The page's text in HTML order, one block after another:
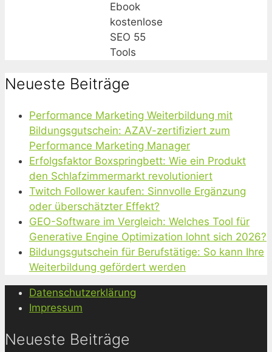
Ebook
kostenlose
SEO 55
Tools
Neueste Beiträge
Performance Marketing Weiterbildung mit
Bildungsgutschein: AZAV-zertifiziert zum
Performance Marketing Manager
Erfolgsfaktor Boxspringbett: Wie ein Produkt
den Schlafzimmermarkt revolutioniert
Twitch Follower kaufen: Sinnvolle Ergänzung
oder überschätzter Effekt?
GEO-Software im Vergleich: Welches Tool für
Generative Engine Optimization lohnt sich 2026?
Bildungsgutschein für Berufstätige: So kann Ihre
Weiterbildung gefördert werden
Datenschutzerklärung
Impressum
Neueste Beiträge